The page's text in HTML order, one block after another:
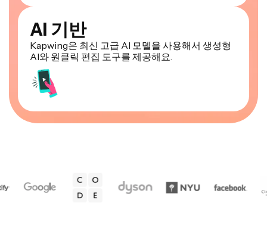
AI 기반
Kapwing은 최신 고급 AI 모델을 사용해서 생성형
AI와 원클릭 편집 도구를 제공해요.